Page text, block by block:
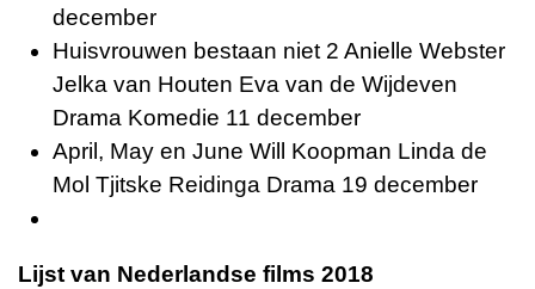
december
Huisvrouwen bestaan niet 2 Anielle Webster
Jelka van Houten Eva van de Wijdeven
Drama Komedie 11 december
April, May en June Will Koopman Linda de
Mol Tjitske Reidinga Drama 19 december
Lijst van Nederlandse films 2018